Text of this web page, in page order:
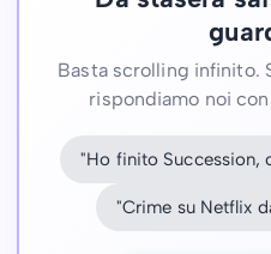
Basta scrolling infinito.
rispondiamo noi
"Ho finito Succession,
"Crime su Netflix